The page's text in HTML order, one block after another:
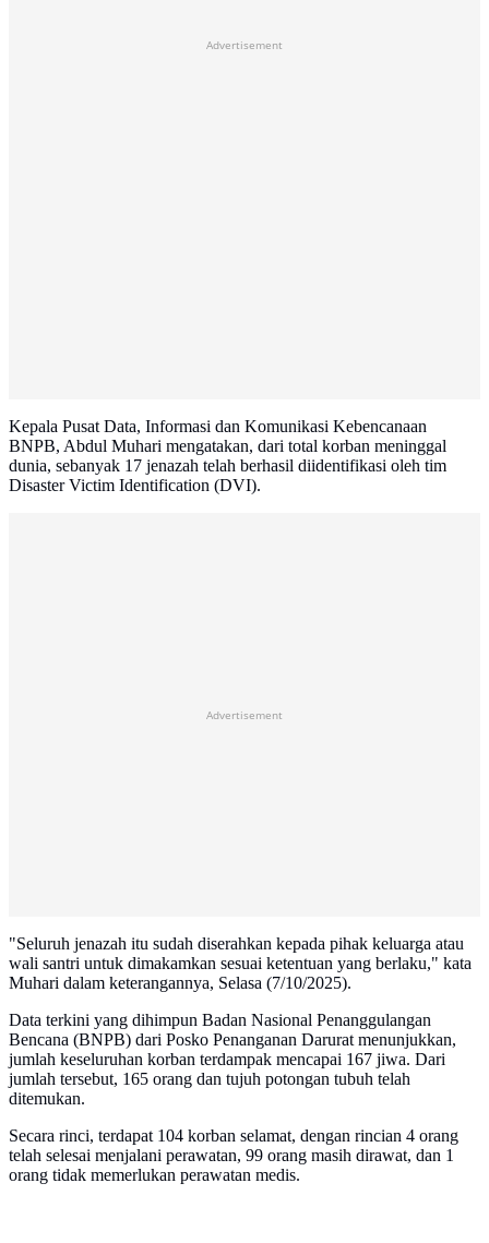
Advertisement
Kepala Pusat Data, Informasi dan Komunikasi Kebencanaan
BNPB, Abdul Muhari mengatakan, dari total korban meninggal
dunia, sebanyak 17 jenazah telah berhasil diidentifikasi oleh tim
Disaster Victim Identification (DVI).
Advertisement
"Seluruh jenazah itu sudah diserahkan kepada pihak keluarga atau
wali santri untuk dimakamkan sesuai ketentuan yang berlaku," kata
Muhari dalam keterangannya, Selasa (7/10/2025).
Data terkini yang dihimpun Badan Nasional Penanggulangan
Bencana (BNPB) dari Posko Penanganan Darurat menunjukkan,
jumlah keseluruhan korban terdampak mencapai 167 jiwa. Dari
jumlah tersebut, 165 orang dan tujuh potongan tubuh telah
ditemukan.
Secara rinci, terdapat 104 korban selamat, dengan rincian 4 orang
telah selesai menjalani perawatan, 99 orang masih dirawat, dan 1
orang tidak memerlukan perawatan medis.